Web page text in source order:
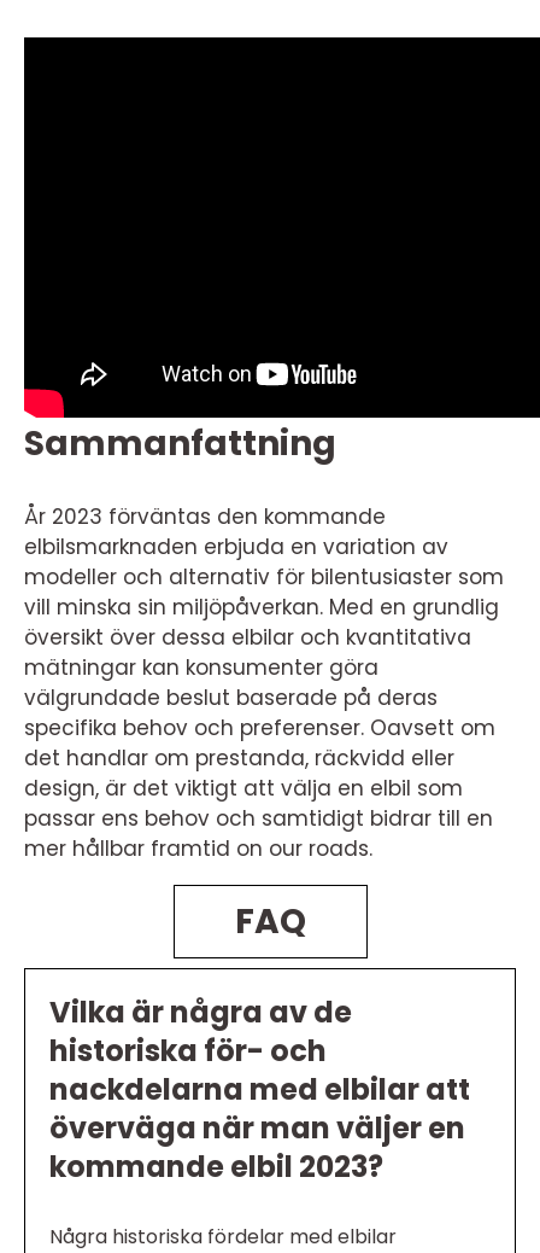
Sammanfattning
År 2023 förväntas den kommande
elbilsmarknaden erbjuda en variation av
modeller och alternativ för bilentusiaster som
vill minska sin miljöpåverkan. Med en grundlig
översikt över dessa elbilar och kvantitativa
mätningar kan konsumenter göra
välgrundade beslut baserade på deras
specifika behov och preferenser. Oavsett om
det handlar om prestanda, räckvidd eller
design, är det viktigt att välja en elbil som
passar ens behov och samtidigt bidrar till en
mer hållbar framtid on our roads.
FAQ
Vilka är några av de
historiska för- och
nackdelarna med elbilar att
överväga när man väljer en
kommande elbil 2023?
Några historiska fördelar med elbilar